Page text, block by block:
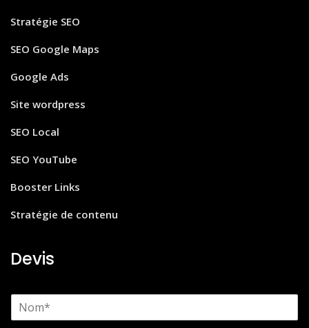
Stratégie SEO
SEO Google Maps
Google Ads
Site wordpress
SEO Local
SEO YouTube
Booster Links
Stratégie de contenu
Devis